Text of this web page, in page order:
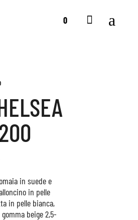
0
in suede e
in pelle
in pelle bianca,
beige 2,5-